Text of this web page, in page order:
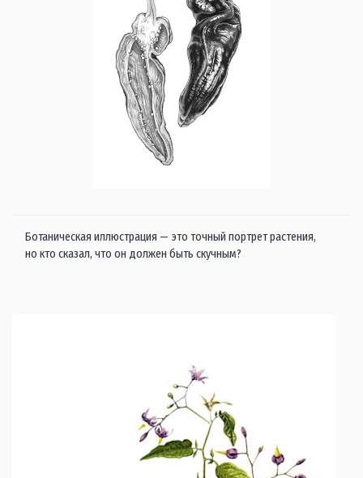
Ботаническая иллюстрация — это точный портрет растения,
но кто сказал, что он должен быть скучным?